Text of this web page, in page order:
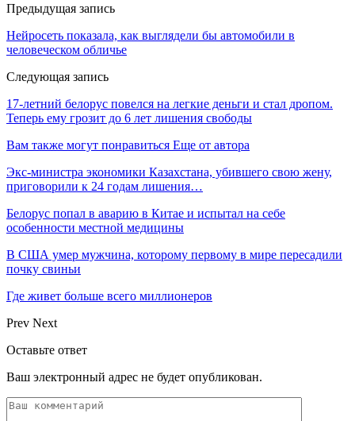
Предыдущая запись
Нейросеть показала, как выглядели бы автомобили в
человеческом обличье
Следующая запись
17-летний белорус повелся на легкие деньги и стал дропом.
Теперь ему грозит до 6 лет лишения свободы
Вам также могут понравиться Еще от автора
Экс-министра экономики Казахстана, убившего свою жену,
приговорили к 24 годам лишения…
Белорус попал в аварию в Китае и испытал на себе
особенности местной медицины
В США умер мужчина, которому первому в мире пересадили
почку свиньи
Где живет больше всего миллионеров
Prev Next
Оставьте ответ
Ваш электронный адрес не будет опубликован.